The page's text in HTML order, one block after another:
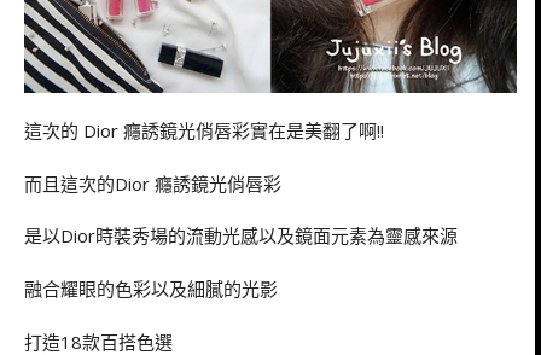
這次的 Dior 癮誘鏡光俏唇彩實在是美翻了啊!!
而且這次的Dior 癮誘鏡光俏唇彩
是以Dior時裝秀場的流動光感以及鏡面元素為靈感來源
融合耀眼的色彩以及細膩的光影
打造18款百搭色選